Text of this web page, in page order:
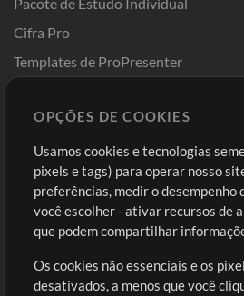
Cifra Pro
Templates de ProPresenter
Comprar Créditos
Conteúdo Grátis
Solicite uma Música
Extras
Entre
Ir ao
OPÇÕES DE COOKIES
Usamos cookies e tecnologias
pixels e tags) para operar nosso
preferências, medir o desempenho
você escolher - ativar recursos de
que podem compartilhar
Os cookies não essenciais e os
desativados, a menos que você